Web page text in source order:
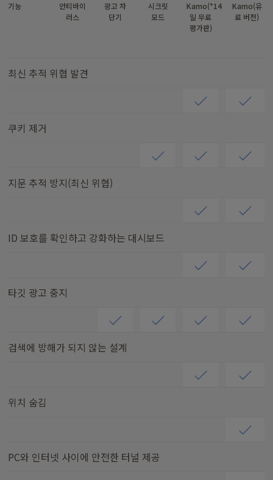
기능
안티바이
러스
광고 차
단기
시크릿
모드
Kamo(*14
일 무료
평가판)
Kamo(유
료 버전)
최신 추적 위협 발견
쿠키 제거
지문 추적 방지(최신 위협)
ID 보호를 확인하고 강화하는 대시보드
타깃 광고 중지
검색에 방해가 되지 않는 설계
위치 숨김
PC와 인터넷 사이에 안전한 터널 제공